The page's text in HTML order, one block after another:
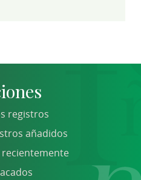
registros
añadidos